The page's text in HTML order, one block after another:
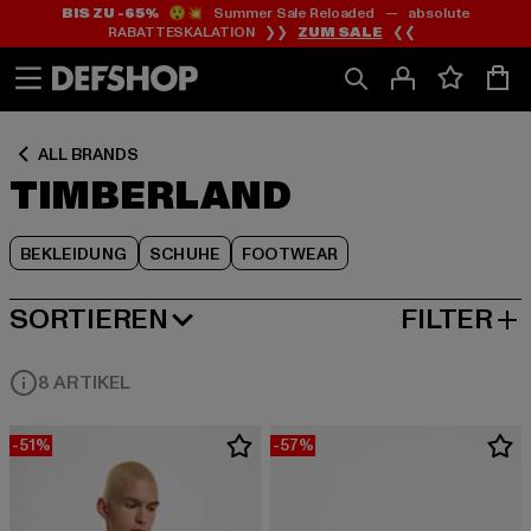
Zum
Inhalt
springen
Zum
Fußzeile
springen
BIS ZU -65%😲💥 Summer Sale Reloaded — absolute
RABATTESKALATION ❯❯ ZUM SALE ❮❮
ALL BRANDS
TIMBERLAND
BEKLEIDUNG SCHUHE FOOTWEAR
Zum
Produktraster
springen
SORTIEREN
BELIEBTESTE FILTER
8 ARTIKEL
-51% -57%